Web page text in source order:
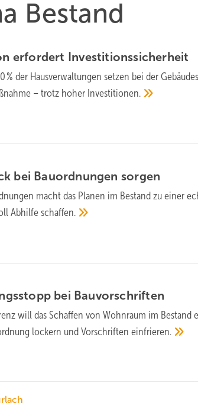
Bestand
erfor­dert Investitionssicherheit
% der Haus­ver­wal­tungen setzen bei der
– trotz ho­her Inves­ti­ti­onen.
bei Bau­ord­nungen sor­gen
macht das Pla­nen im Bestand zu einer
Ab­hilfeschaffen.
bei Bauvorschriften
will das Schaffen von Wohnraum im Bestand
lockern und Vorschrifteneinfrieren.